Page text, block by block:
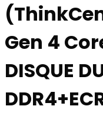
Gen 4
DISQUE